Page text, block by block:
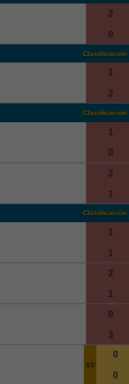
2
0
Cup Grp. B Clasificación
1
2
Cup Grp. C Clasificación
1
0
2
1
Clasificación
1
1
2
1
0
3
65'
0
0